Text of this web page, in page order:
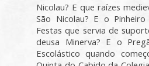
Nicolau? E que raízes
São Nicolau? E o
Festas que servia de
deusa Minerva? E o
Escolástico quando